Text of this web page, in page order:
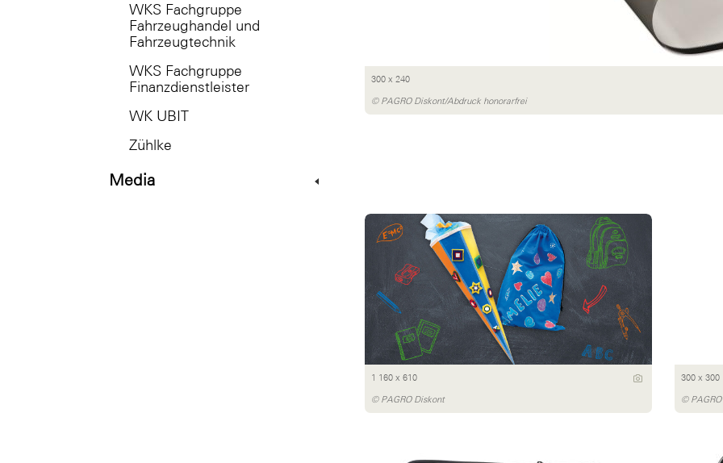
WKS Fachgruppe
Fahrzeughandel und
Fahrzeugtechnik
WKS Fachgruppe
Finanzdienstleister
WK UBIT
Zühlke
Media
300 x 240
© PAGRO Diskont/Abdruck honorarfrei
1 160 x 610
© PAGRO Diskont
300 x 300
©